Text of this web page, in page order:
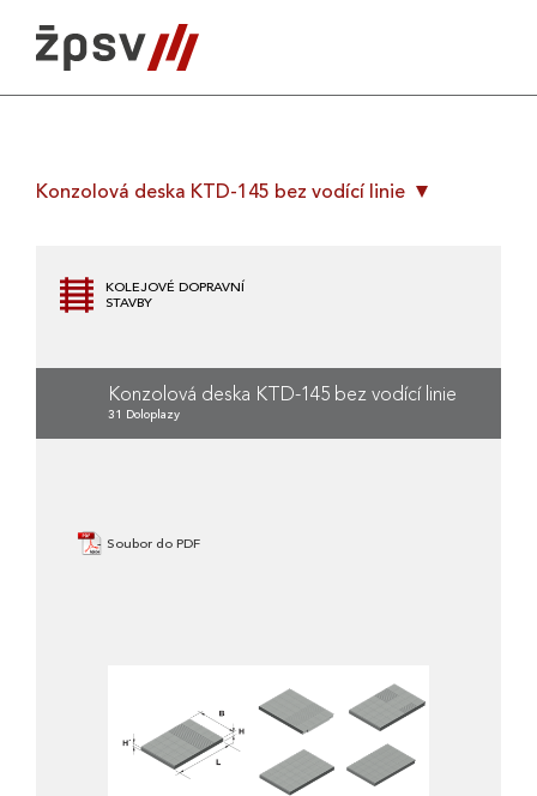
content
Konzolová deska KTD-145 bez vodící linie
KOLEJOVÉ DOPRAVNÍ
STAVBY
Konzolová deska KTD-145 bez vodící linie
31 Doloplazy
Soubor do PDF